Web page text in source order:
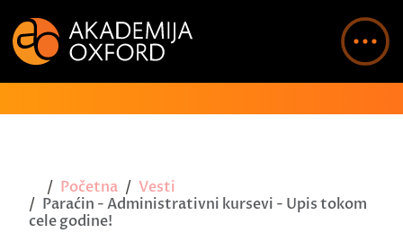
Početna
Vesti
Paraćin - Administrativni kursevi - Upis tokom
cele godine!